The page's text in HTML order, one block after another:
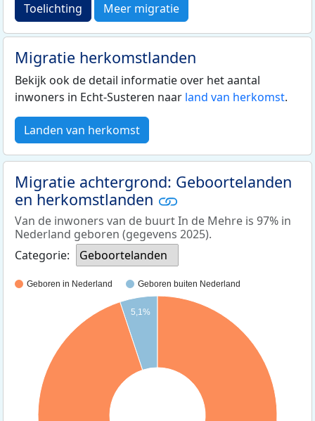
Toelichting Meer migratie
Migratie herkomstlanden
Bekijk ook de detail informatie over het aantal
inwoners in Echt-Susteren naar land van herkomst.
Landen van herkomst
Migratie achtergrond: Geboortelanden
en herkomstlanden
Van de inwoners van de buurt In de Mehre is 97% in
Nederland geboren (gegevens 2025).
Categorie:
Geboortelanden
Geboren in Nederland Geboren buiten Nederland
5,1%